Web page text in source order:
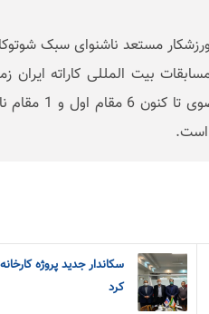
مستعد ناشنوای سبک
مسابقات بیت المللی کاراته
استان
است.
سکاندار جدید پروژه
کرد